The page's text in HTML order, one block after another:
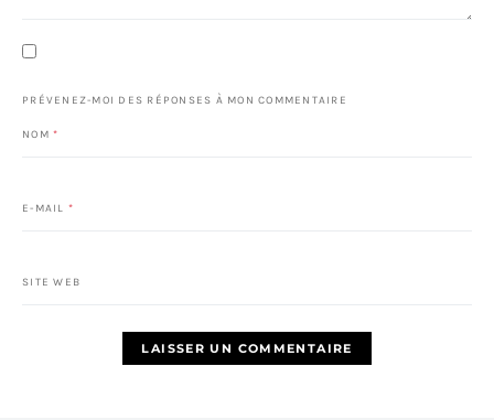
PRÉVENEZ-MOI DES RÉPONSES À MON COMMENTAIRE
NOM *
E-MAIL *
SITE WEB